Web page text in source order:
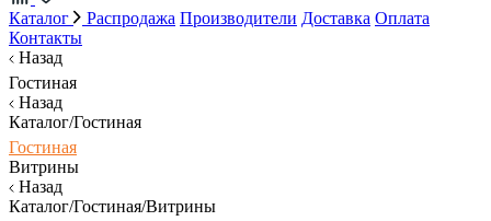
Каталог Распродажа Производители Доставка Оплата
Контакты
Назад
Гостиная
Назад
Каталог/Гостиная
Гостиная
Витрины
Назад
Каталог/Гостиная/Витрины